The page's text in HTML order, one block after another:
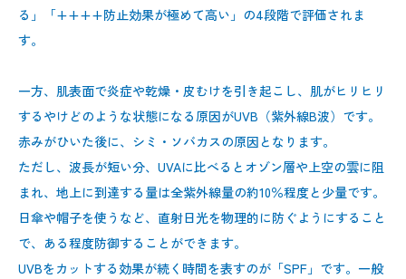
る」「++++防止効果が極めて高い」の4段階で評価されま
す。
一方、肌表面で炎症や乾燥・皮むけを引き起こし、肌がヒリヒリ
するやけどのような状態になる原因がUVB（紫外線B波）です。
赤みがひいた後に、シミ・ソバカスの原因となります。
ただし、波長が短い分、UVAに比べるとオゾン層や上空の雲に阻
まれ、地上に到達する量は全紫外線量の約10％程度と少量です。
日傘や帽子を使うなど、直射日光を物理的に防ぐようにすること
で、ある程度防御することができます。
UVBをカットする効果が続く時間を表すのが「SPF」です。一般